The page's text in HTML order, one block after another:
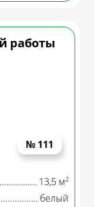
работы
№ 111
13,5 м2
белый